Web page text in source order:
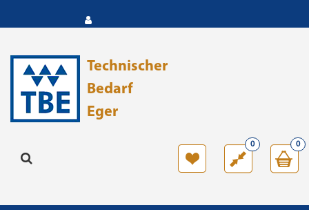
Technischer
Bedarf
Eger
0
0